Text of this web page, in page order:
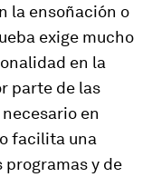
la ensoñación o
exige mucho
en la
parte de las
en
facilita una
programas y de